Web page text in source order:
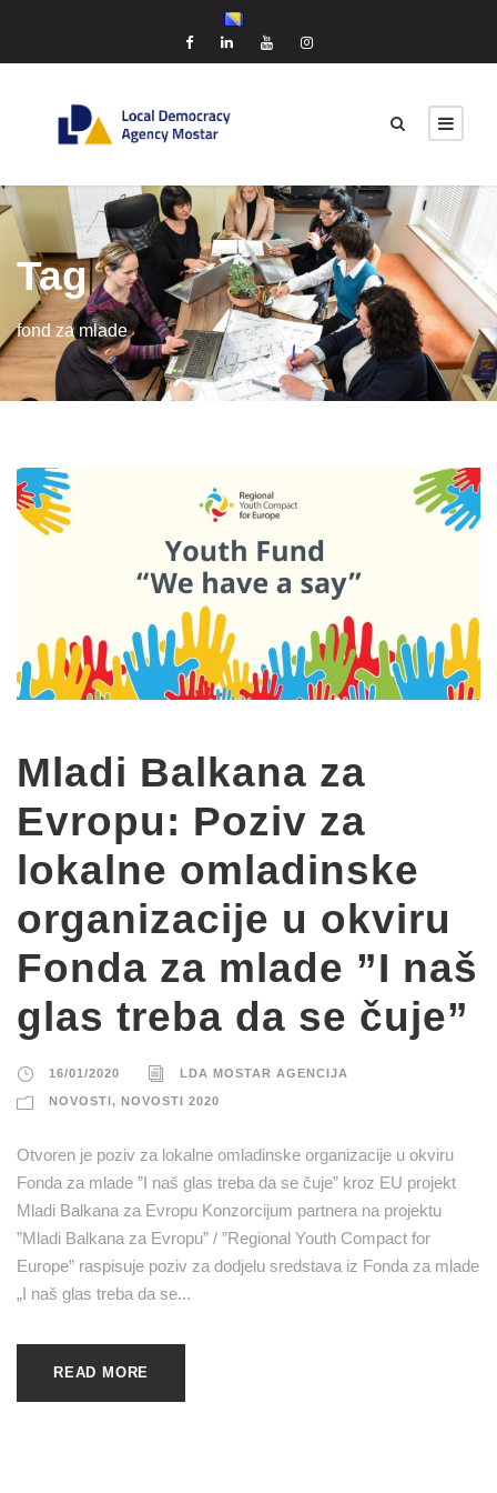
Tag
fond za mlade
Mladi Balkana za
Evropu: Poziv za
lokalne omladinske
organizacije u okviru
Fonda za mlade ”I naš
glas treba da se čuje”
16/01/2020 LDA MOSTAR AGENCIJA
NOVOSTI, NOVOSTI 2020
Otvoren je poziv za lokalne omladinske organizacije u okviru
Fonda za mlade ”I naš glas treba da se čuje” kroz EU projekt
Mladi Balkana za Evropu Konzorcijum partnera na projektu
”Mladi Balkana za Evropu” / ”Regional Youth Compact for
Europe” raspisuje poziv za dodjelu sredstava iz Fonda za mlade
„I naš glas treba da se...
READ MORE